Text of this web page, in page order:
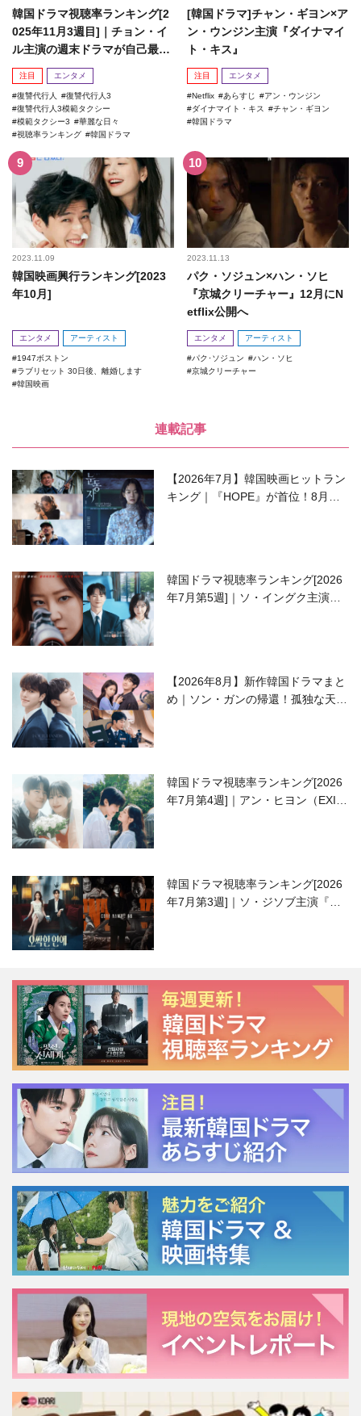
韓国ドラマ視聴率ランキング[2
025年11月3週目]｜チョン・イ
ル主演の週末ドラマが自己最高
記録を更新！
注目 エンタメ
復讐代行人
復讐代行人3
復讐代行人3模範タクシー
模範タクシー3
華麗な日々
視聴率ランキング
韓国ドラマ
[韓国ドラマ]チャン・ギヨン×ア
ン・ウンジン主演『ダイナマイ
ト・キス』
注目 エンタメ
Netflix あらすじ
アン・ウンジン
ダイナマイト・キス
チャン・ギヨン
韓国ドラマ
2023.11.09
韓国映画興行ランキング[2023
年10月]
エンタメ アーティスト
1947ボストン
ラブリセット 30日後、離婚します
韓国映画
2023.11.13
パク・ソジュン×ハン・ソヒ
『京城クリーチャー』12月にN
etflix公開へ
エンタメ アーティスト
パク･ソジュン
ハン・ソヒ
京城クリーチャー
連載記事
【2026年7月】韓国映画ヒットラン
キング｜『HOPE』が首位！8月公
韓国ドラマ視聴率ランキング[2026
年7月第5週]｜ソ・イングク主演の
【2026年8月】新作韓国ドラマまと
め｜ソン・ガンの帰還！孤独な天才
韓国ドラマ視聴率ランキング[2026
年7月第4週]｜アン・ヒヨン（EXID
韓国ドラマ視聴率ランキング[2026
年7月第3週]｜ソ・ジソブ主演『エ